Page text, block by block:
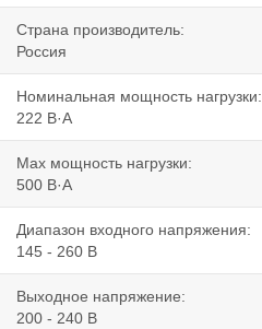
Страна производитель:
Россия
Номинальная мощность нагрузки:
222 В·А
Max мощность нагрузки:
500 В·А
Диапазон входного напряжения:
145 - 260 В
Выходное напряжение:
200 - 240 В